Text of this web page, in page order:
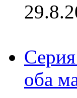
оба